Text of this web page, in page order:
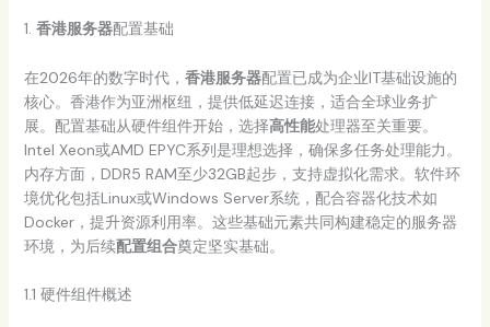
1. 香港服务器配置基础
在2026年的数字时代， 香港服务器配置已成为企业IT基础设施的
核心。香港作为亚洲枢纽，提供低延迟连接，适合全球业务扩
展。配置基础从硬件组件开始，选择高性能处理器至关重要。
Intel Xeon或AMD EPYC系列是理想选择，确保多任务处理能力。
内存方面，DDR5 RAM至少32GB起步，支持虚拟化需求。软件环
境优化包括Linux或Windows Server系统，配合容器化技术如
Docker，提升资源利用率。这些基础元素共同构建稳定的服务器
环境，为后续配置组合奠定坚实基础。
1.1 硬件组件概述